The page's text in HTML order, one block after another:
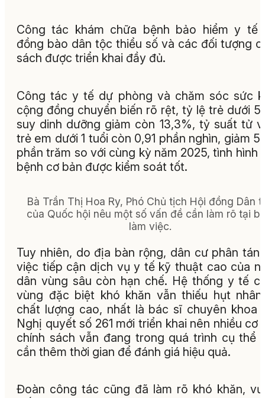
Công tác khám chữa bệnh bảo hiểm y tế
đồng bào dân tộc thiểu số và các đối tượng
sách được triển khai đầy đủ.
Công tác y tế dự phòng và chăm sóc sức
cộng đồng chuyển biến rõ rệt, tỷ lệ trẻ dưới 5
suy dinh dưỡng giảm còn 13,3%, tỷ suất tử
trẻ em dưới 1 tuổi còn 0,91 phần nghìn, giảm
phần trăm so với cùng kỳ năm 2025, tình hình
bệnh cơ bản được kiểm soát tốt.
Bà Trần Thị Hoa Ry, Phó Chủ tịch Hội đồng Dân
của Quốc hội nêu một số vấn đề cần làm rõ tại
làm việc.
Tuy nhiên, do địa bàn rộng, dân cư phân tán
việc tiếp cận dịch vụ y tế kỹ thuật cao của
dân vùng sâu còn hạn chế. Hệ thống y tế
vùng đặc biệt khó khăn vẫn thiếu hụt
chất lượng cao, nhất là bác sĩ chuyên khoa
Nghị quyết số 261 mới triển khai nên nhiều cơ
chính sách vẫn đang trong quá trình cụ thể
cần thêm thời gian để đánh giá hiệu quả.
Đoàn công tác cũng đã làm rõ khó khăn,